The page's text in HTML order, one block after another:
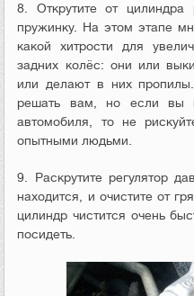
8. Открутите от цилиндра
пружинку. На этом этапе
какой хитрости для
задних колёс: они или
или делают в них
решать вам, но если вы
автомобиля, то не
опытными людьми.
9. Раскрутите регулятор
находится, и очистите от
цилиндр чистится очень
посидеть.